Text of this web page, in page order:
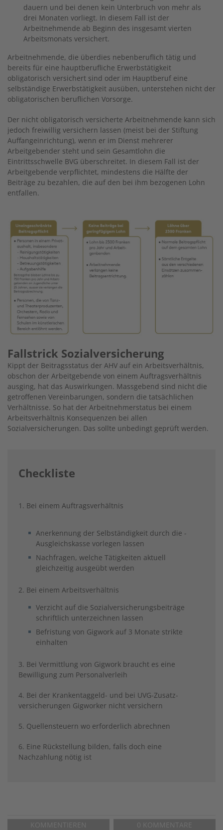
dauern und bei denen kein Unterbruch von mehr als
drei Monaten vorliegt. In diesem Fall ist der
Arbeitnehmende ab Beginn des insgesamt vierten
Arbeitsmonats versichert.
Arbeitnehmende, die überdies nebenberuflich tätig und
bereits für eine hauptberufliche Erwerbstätigkeit
obligatorisch versichert sind oder im Hauptberuf eine
selbständige Erwerbstätigkeit ausüben, unterstehen nicht der
obligatorischen beruflichen Vorsorge.
Der nicht obligatorisch versicherte Arbeitnehmende kann sich
jedoch freiwillig versichern lassen (meist bei der Stiftung
Auffangeinrichtung), wenn er im Dienst mehrerer
Arbeitgebender steht und sein Gesamtlohn die
Eintrittsschwelle BVG überschreitet. In diesem Fall ist der
Arbeitgebende verpflichtet, mindestens die Hälfte der
Beiträge zu bezahlen, die auf den bei ihm bezogenen Lohn
entfallen.
Image
Fallstrick Sozialversicherung
Kippt der Beitragsstatus der AHV auf ein Arbeitsverhältnis,
obschon der Arbeitgebende von einem Auftragsverhältnis
ausging, hat das Auswirkungen. Massgebend sind nicht die
getroffenen Vereinbarungen, sondern die tatsächlichen
Verhältnisse. So hat der Arbeitnehmerstatus bei einem
Arbeitsverhältnis Konsequenzen bei allen
Sozialversicherungen. Das sollte unbedingt geprüft werden.
Checkliste
1. Bei einem Auftragsverhältnis
Anerkennung der Selbständigkeit durch die ­
Ausgleichskasse vorlegen lassen
Nachfragen, welche Tätigkeiten aktuell
gleichzeitig ausgeübt werden
2. Bei einem Arbeitsverhältnis
Verzicht auf die Sozialversicherungsbeiträge
schriftlich unterzeichnen lassen
Befristung von Gigwork auf 3 Monate strikte
einhalten
3. Bei Vermittlung von Gigwork braucht es eine
Bewilligung zum Personalverleih
4. Bei der Krankentaggeld- und bei UVG-Zusatz­-
versicherungen Gigworker nicht versichern
5. Quellensteuern wo erforderlich abrechnen
6. Eine Rückstellung bilden, falls doch eine
Nachzahlung nötig ist
KOMMENTIEREN
0 KOMMENTARE